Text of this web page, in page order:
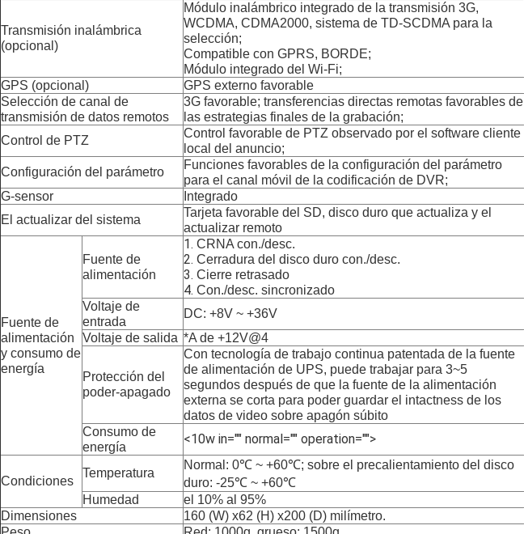
Transmisión inalámbrica
(opcional)
Módulo inalámbrico integrado de la transmisión 3G,
WCDMA, CDMA2000, sistema de TD-SCDMA para la
selección;
Compatible con GPRS, BORDE;
Módulo integrado del Wi-Fi;
GPS (opcional)
GPS externo favorable
Selección de canal de
transmisión de datos remotos
3G favorable; transferencias directas remotas favorables de
las estrategias finales de la grabación;
Control de PTZ
Control favorable de PTZ observado por el software cliente
local del anuncio;
Configuración del parámetro
Funciones favorables de la configuración del parámetro
para el canal móvil de la codificación de DVR;
G-sensor
Integrado
El actualizar del sistema
Tarjeta favorable del SD, disco duro que actualiza y el
actualizar remoto
Fuente de
alimentación
y consumo de
energía
Fuente de
alimentación
1. CRNA con./desc.
2. Cerradura del disco duro con./desc.
3. Cierre retrasado
4. Con./desc. sincronizado
Voltaje de
entrada
DC: +8V ~ +36V
Voltaje de salida *A de +12V@4
Protección del
poder-apagado
Con tecnología de trabajo continua patentada de la fuente
de alimentación de UPS, puede trabajar para 3~5
segundos después de que la fuente de la alimentación
externa se corta para poder guardar el intactness de los
datos de video sobre apagón súbito
Consumo de
energía
<10w in="" normal="" operation="">
Condiciones
Temperatura
Normal: 0℃ ~ +60℃; sobre el precalientamiento del disco
duro: -25℃ ~ +60℃
Humedad
el 10% al 95%
Dimensiones
160 (W) x62 (H) x200 (D) milímetro.